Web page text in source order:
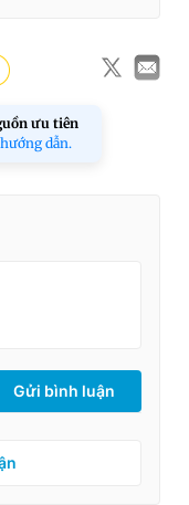
ưu tiên
dẫn.
Gửi bình luận